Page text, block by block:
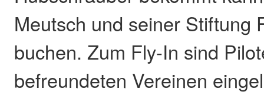
Meutsch und seiner Stiftung
buchen. Zum Fly-In sind
befreundeten Vereinen